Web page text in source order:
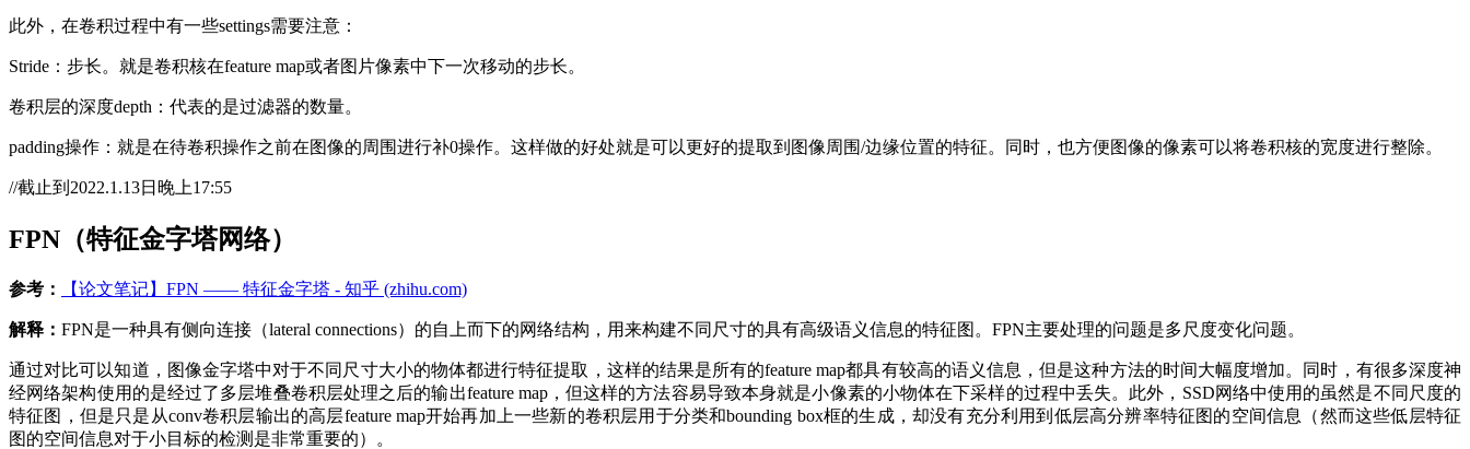
此外，在卷积过程中有一些settings需要注意：
Stride：步长。就是卷积核在feature map或者图片像素中下一次移动的步长。
卷积层的深度depth：代表的是过滤器的数量。
padding操作：就是在待卷积操作之前在图像的周围进行补0操作。这样做的好处就是可以更好的提取到图像周围/边缘位置的特征。同时，也方便图像的像素可以将卷积核的宽度进行整除。
//截止到2022.1.13日晚上17:55
FPN（特征金字塔网络）
参考： 【论文笔记】FPN —— 特征金字塔 - 知乎 (zhihu.com)
解释： FPN是一种具有侧向连接（lateral connections）的自上而下的网络结构，用来构建不同尺寸的具有高级语义信息的特征图。FPN主要处理的问题是多尺度变化问题。
通过对比可以知道，图像金字塔中对于不同尺寸大小的物体都进行特征提取，这样的结果是所有的feature map都具有较高的语义信息，但是这种方法的时间大幅度增加。同时，有很多深度神
经网络架构使用的是经过了多层堆叠卷积层处理之后的输出feature map，但这样的方法容易导致本身就是小像素的小物体在下采样的过程中丢失。此外，SSD网络中使用的虽然是不同尺度的
特征图，但是只是从conv卷积层输出的高层feature map开始再加上一些新的卷积层用于分类和bounding box框的生成，却没有充分利用到低层高分辨率特征图的空间信息（然而这些低层特征
图的空间信息对于小目标的检测是非常重要的）。